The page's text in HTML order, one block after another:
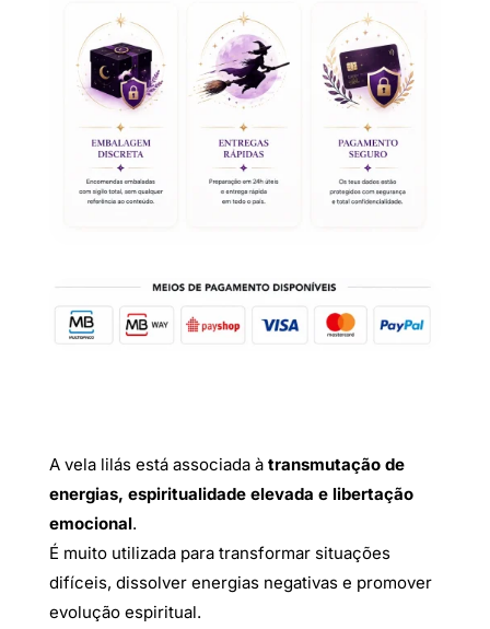
A vela lilás está associada à transmutação de
energias, espiritualidade elevada e libertação
emocional.
É muito utilizada para transformar situações
difíceis, dissolver energias negativas e promover
evolução espiritual.